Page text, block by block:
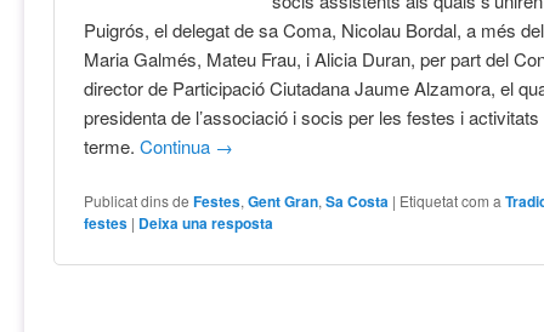
Puigrós, el delegat de sa Coma, Nicolau Bordal, a més
Maria Galmés, Mateu Frau, i Alicia Duran, per part del
director de Participació Ciutadana Jaume Alzamora, el
presidenta de l’associació i socis per les festes i
terme.Continua →
Publicat dins de Festes,Gent Gran,Sa Costa | Etiquetat com a
festes | Deixa una resposta